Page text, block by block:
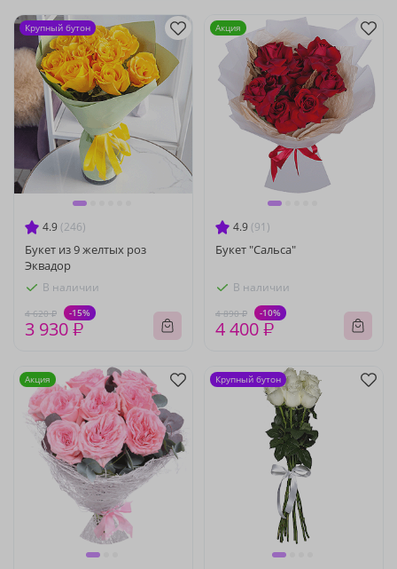
4.9 (246)
Букет из 9 желтых роз
Эквадор
В наличии
4 620 ₽ -15%
3 930 ₽
Крупный бутон
4.9 (91)
Букет "Сальса"
В наличии
4 890 ₽ -10%
4 400 ₽
Акция
Акция Крупный бутон